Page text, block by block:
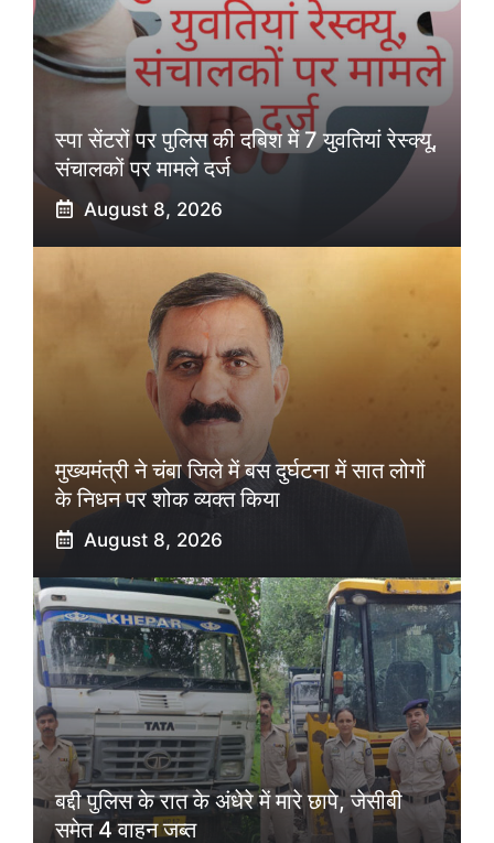
स्पा सेंटरों पर पुलिस की दबिश में 7 युवतियां रेस्क्यू,
संचालकों पर मामले दर्ज
August 8, 2026
मुख्यमंत्री ने चंबा जिले में बस दुर्घटना में सात लोगों
के निधन पर शोक व्यक्त किया
August 8, 2026
बद्दी पुलिस के रात के अंधेरे में मारे छापे, जेसीबी
समेत 4 वाहन जब्त